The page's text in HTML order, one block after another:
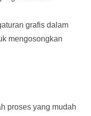
grafis dalam
mengosongkan
proses yang mudah